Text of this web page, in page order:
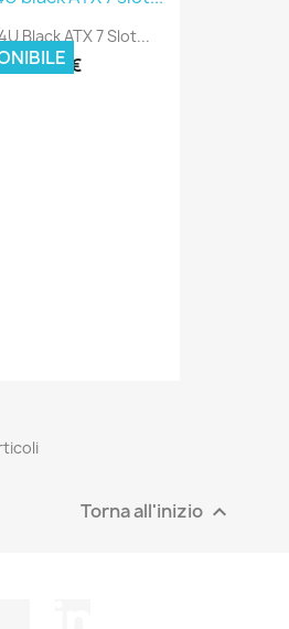
Black ATX 7 Slot...
300,30 €
Torna all'inizio 